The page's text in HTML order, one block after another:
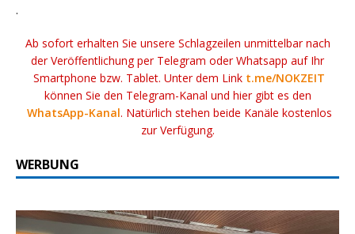
.
Ab sofort erhalten Sie unsere Schlagzeilen unmittelbar nach
der Veröffentlichung per Telegram oder Whatsapp auf Ihr
Smartphone bzw. Tablet. Unter dem Link t.me/NOKZEIT
können Sie den Telegram-Kanal und hier gibt es den
WhatsApp-Kanal. Natürlich stehen beide Kanäle kostenlos
zur Verfügung.
WERBUNG